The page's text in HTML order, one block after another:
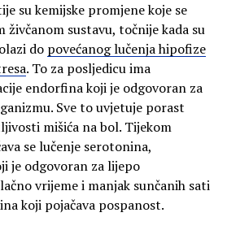
su kemijske promjene koje se
živčanom sustavu, točnije kada su
do povećanog lučenja hipofize
. To za posljedicu ima
endorfina koji je odgovoran za
Sve to uvjetuje porast
mišića na bol. Tijekom
se lučenje serotonina,
je odgovoran za lijepo
vrijeme i manjak sunčanih sati
koji pojačava pospanost.